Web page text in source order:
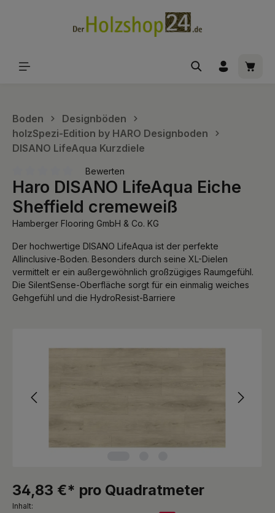
Boden
Designböden
holzSpezi-Edition by HARO Designboden
DISANO LifeAqua Kurzdiele
Durchschnittliche Bewertung von 0 von 5 Sternen
Bewerten
Haro DISANO LifeAqua Eiche
Sheffield cremeweiß
Hamberger Flooring GmbH & Co. KG
Der hochwertige DISANO LifeAqua ist der perfekte
Allinclusive-Boden. Besonders durch seine XL-Dielen
vermittelt er ein außergewöhnlich großzügiges Raumgefühl.
Die SilentSense-Oberfläche sorgt für ein einmalig weiches
Gehgefühl und die HydroResist-Barriere
34,83 €* pro Quadratmeter
Inhalt: